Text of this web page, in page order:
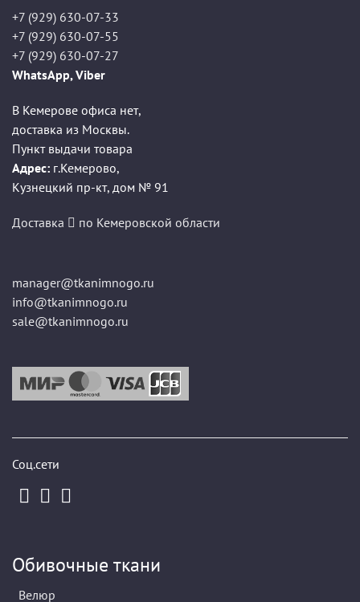
+7 (929) 630-07-33
+7 (929) 630-07-55
+7 (929) 630-07-27
WhatsApp, Viber
В Кемерове офиса нет,
доставка из Москвы.
Пункт выдачи товара
Адрес: г.Кемерово,
Кузнецкий пр-кт, дом № 91
Доставка по Кемеровской области
manager@tkanimnogo.ru
info@tkanimnogo.ru
sale@tkanimnogo.ru
Соц.сети
Обивочные ткани
Велюр